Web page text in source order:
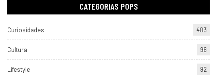
CATEGORIAS POPS
Curiosidades 403
Cultura 96
Lifestyle 92